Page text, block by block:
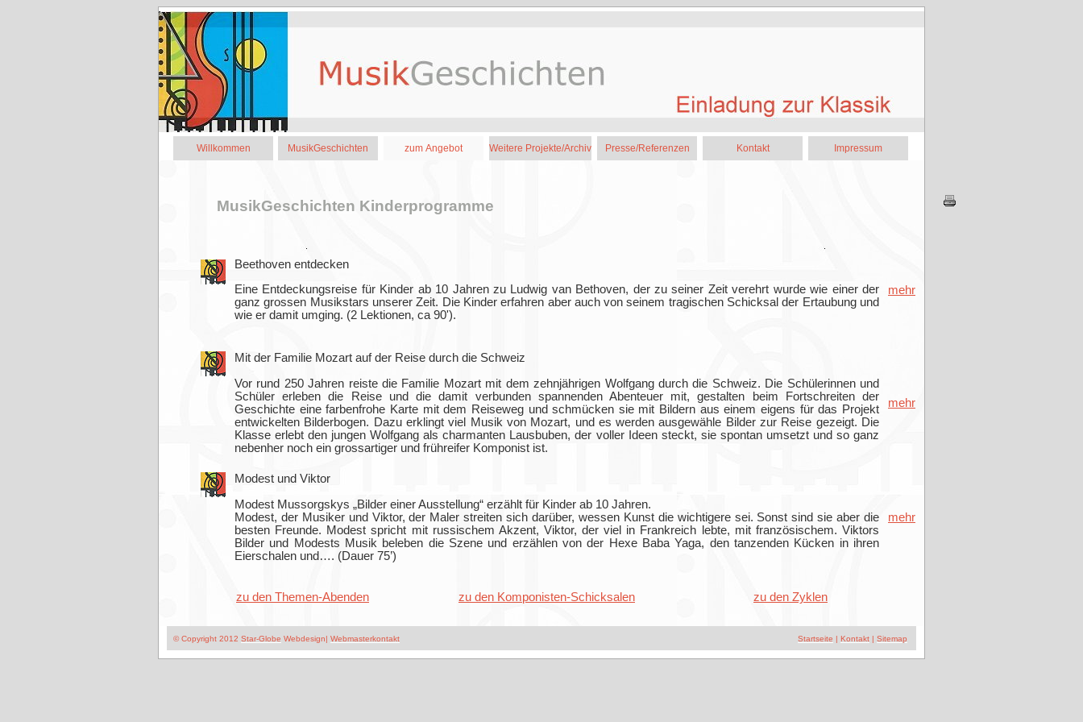
Willkommen MusikGeschichten zum Angebot Weitere Projekte/Archiv Presse/Referenzen Kontakt Impressum
MusikGeschichten Kinderprogramme
Beethoven entdecken
Eine Entdeckungsreise für Kinder ab 10 Jahren zu Ludwig van Bethoven, der zu seiner Zeit verehrt wurde wie einer der
ganz grossen Musikstars unserer Zeit. Die Kinder erfahren aber auch von seinem tragischen Schicksal der Ertaubung und
wie er damit umging. (2 Lektionen, ca 90').
mehr
Mit der Familie Mozart auf der Reise durch die Schweiz
Vor rund 250 Jahren reiste die Familie Mozart mit dem zehnjährigen Wolfgang durch die Schweiz. Die Schülerinnen und
Schüler erleben die Reise und die damit verbunden spannenden Abenteuer mit, gestalten beim Fortschreiten der
Geschichte eine farbenfrohe Karte mit dem Reiseweg und schmücken sie mit Bildern aus einem eigens für das Projekt
entwickelten Bilderbogen. Dazu erklingt viel Musik von Mozart, und es werden ausgewähle Bilder zur Reise gezeigt. Die
Klasse erlebt den jungen Wolfgang als charmanten Lausbuben, der voller Ideen steckt, sie spontan umsetzt und so ganz
nebenher noch ein grossartiger und frühreifer Komponist ist.
mehr
Modest und Viktor
Modest Mussorgskys „Bilder einer Ausstellung“ erzählt für Kinder ab 10 Jahren.
Modest, der Musiker und Viktor, der Maler streiten sich darüber, wessen Kunst die wichtigere sei. Sonst sind sie aber die
besten Freunde. Modest spricht mit russischem Akzent, Viktor, der viel in Frankreich lebte, mit französischem. Viktors
Bilder und Modests Musik beleben die Szene und erzählen von der Hexe Baba Yaga, den tanzenden Kücken in ihren
Eierschalen und…. (Dauer 75’)
mehr
zu den Themen-Abenden zu den Komponisten-Schicksalen zu den Zyklen
© Copyright 2012 Star-Globe Webdesign| Webmasterkontakt Startseite | Kontakt | Sitemap